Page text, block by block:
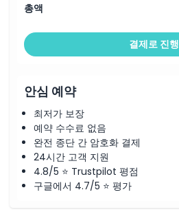
총액
결제로 진행
안심 예약
최저가 보장
예약 수수료 없음
완전 종단 간 암호화 결제
24시간 고객 지원
4.8/5 ⭐ Trustpilot 평점
구글에서 4.7/5 ⭐ 평가